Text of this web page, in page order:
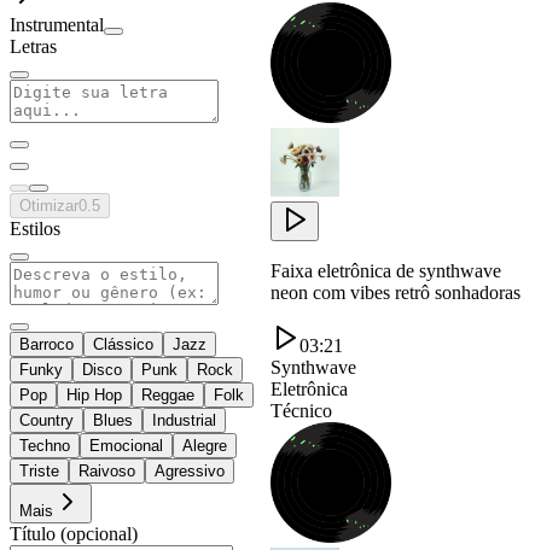
Instrumental
Letras
Otimizar0.5
Estilos
Barroco Clássico
Jazz
Funky
Disco Punk
Rock
Pop
Hip Hop Reggae
Folk
Country
Blues
Industrial
Techno
Emocional
Alegre
Triste
Raivoso Agressivo
Mais
Título (opcional)
Faixa eletrônica de synthwave
neon com vibes retrô sonhadoras
03:21
Synthwave
Eletrônica
Técnico